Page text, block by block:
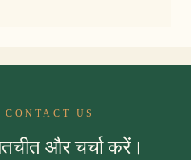
US
और चर्चा करें।